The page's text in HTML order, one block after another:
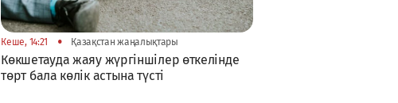
Кеше, 14:21 • Қазақстан жаңалықтары
Көкшетауда жаяу жүргіншілер өткелінде
төрт бала көлік астына түсті